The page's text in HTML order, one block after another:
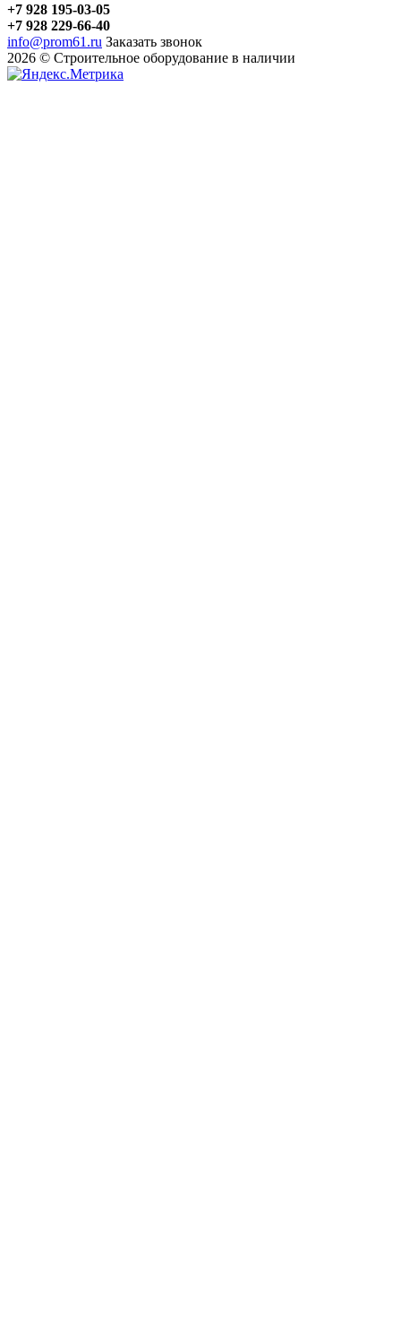
+7 928 195-03-05
+7 928 229-66-40
info@prom61.ru Заказать звонок
2026 © Строительное оборудование в наличии